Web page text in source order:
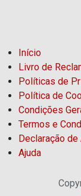
Início
Livro de
Políticas de
Política de
Condições
Termos e
Declaração
Ajuda